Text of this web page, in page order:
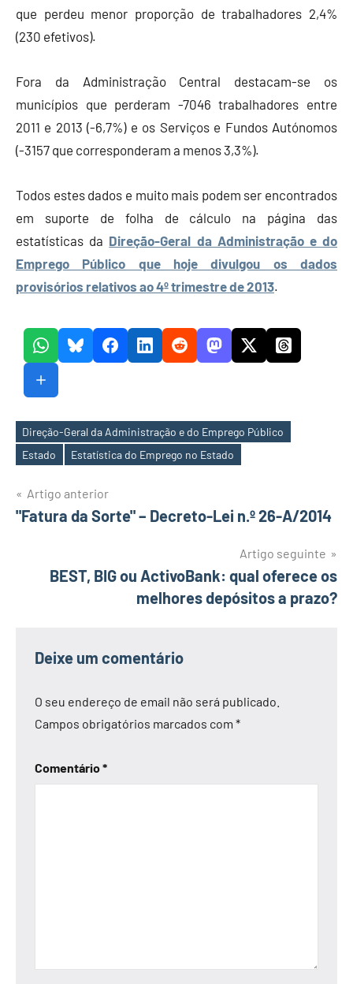
que perdeu menor proporção de trabalhadores 2,4%
(230 efetivos).
Fora da Administração Central destacam-se os
municípios que perderam -7046 trabalhadores entre
2011 e 2013 (-6,7%) e os Serviços e Fundos Autónomos
(-3157 que corresponderam a menos 3,3%).
Todos estes dados e muito mais podem ser encontrados
em suporte de folha de cálculo na página das
estatísticas da Direção-Geral da Administração e do
Emprego Público que hoje divulgou os dados
provisórios relativos ao 4º trimestre de 2013.
Etiquetas
Direção-Geral da Administração e do Emprego Público
Estado
Estatística do Emprego no Estado
Navegação
de
Artigo anterior
"Fatura da Sorte" – Decreto-Lei n.º 26-A/2014
Artigo seguinte
BEST, BIG ou ActivoBank: qual oferece os
melhores depósitos a prazo?
Deixe um comentário
O seu endereço de email não será publicado.
Campos obrigatórios marcados com *
Comentário*